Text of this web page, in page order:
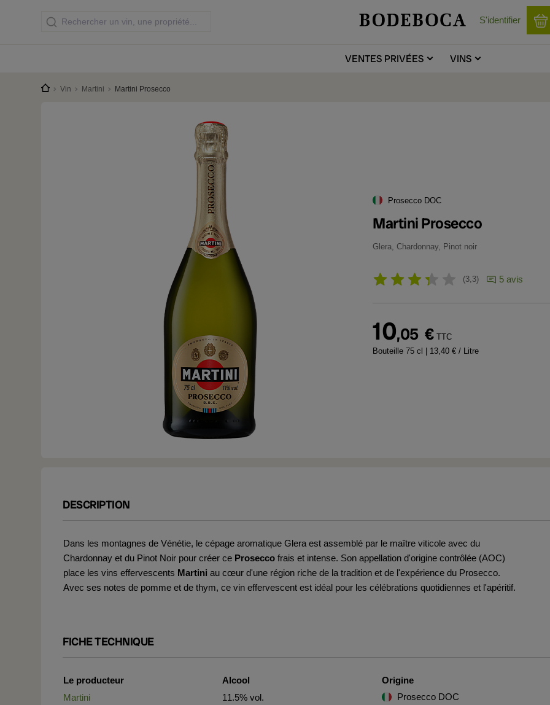
S'identifier
VENTES PRIVÉES VINS
Vin Martini Martini Prosecco
Prosecco DOC
Martini Prosecco
Glera, Chardonnay, Pinot noir
3,3 5 avis
10,05 € TTC
Bouteille 75 cl | 13,40 € / Litre
DESCRIPTION
Dans les montagnes de Vénétie, le cépage aromatique Glera est assemblé par le maître viticole avec du
Chardonnay et du Pinot Noir pour créer ce Prosecco frais et intense. Son appellation d'origine contrôlée (AOC)
place les vins effervescents Martini au cœur d'une région riche de la tradition et de l'expérience du Prosecco.
Avec ses notes de pomme et de thym, ce vin effervescent est idéal pour les célébrations quotidiennes et l'apéritif.
FICHE TECHNIQUE
Le producteur
Martini
Alcool
11.5% vol.
Origine
Prosecco DOC